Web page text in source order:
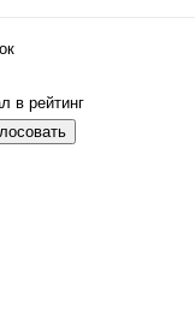
в рейтинг